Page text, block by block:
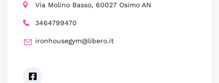
Via Molino Basso, 60027 Osimo AN
3464799470
ironhousegym@libero.it